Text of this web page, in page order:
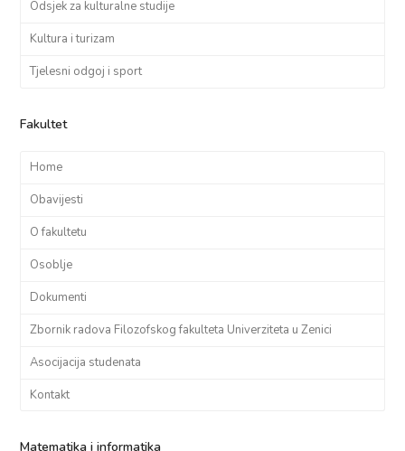
Odsjek za kulturalne studije
Kultura i turizam
Tjelesni odgoj i sport
Fakultet
Home
Obavijesti
O fakultetu
Osoblje
Dokumenti
Zbornik radova Filozofskog fakulteta Univerziteta u Zenici
Asocijacija studenata
Kontakt
Matematika i informatika